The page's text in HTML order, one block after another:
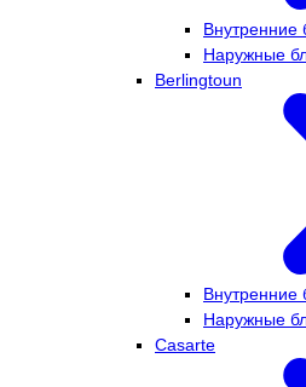
Внутренние
Наружные
Berlingtoun
Внутренние
Наружные
Casarte